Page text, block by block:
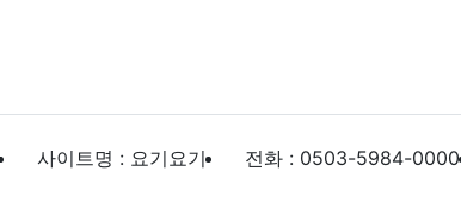
사이트명 : 요기요기 전화 : 0503-5984-0000